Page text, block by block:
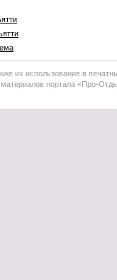
их использование в
портала «Про-